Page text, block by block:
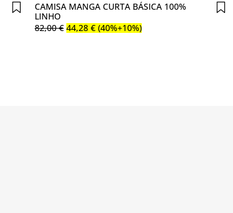
CAMISA MANGA CURTA BÁSICA 100%
LINHO
82,00 € 44,28 € (40%+10%)